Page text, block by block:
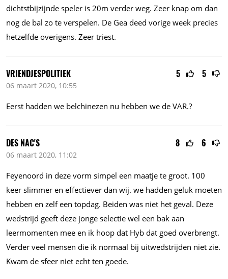
dichtstbijzijnde speler is 20m verder weg. Zeer knap om dan
nog de bal zo te verspelen. De Gea deed vorige week precies
hetzelfde overigens. Zeer triest.
5 5
VRIENDJESPOLITIEK
06 maart 2020, 10:55
Eerst hadden we belchinezen nu hebben we de VAR.?
8 6
DES NAC'S
06 maart 2020, 11:02
Feyenoord in deze vorm simpel een maatje te groot. 100
keer slimmer en effectiever dan wij. we hadden geluk moeten
hebben en zelf een topdag. Beiden was niet het geval. Deze
wedstrijd geeft deze jonge selectie wel een bak aan
leermomenten mee en ik hoop dat Hyb dat goed overbrengt.
Verder veel mensen die ik normaal bij uitwedstrijden niet zie.
Kwam de sfeer niet echt ten goede.